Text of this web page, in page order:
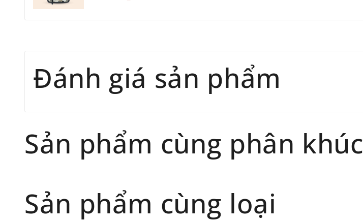
Đánh giá sản phẩm
Sản phẩm cùng phân khúc
Sản phẩm cùng loại